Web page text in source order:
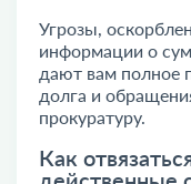
Угрозы,
информации о
дают вам полное
долга и
прокуратуру.
Как